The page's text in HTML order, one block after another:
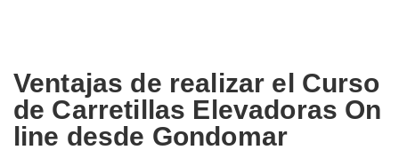
Ventajas de realizar el Curso
de Carretillas Elevadoras On
line desde Gondomar